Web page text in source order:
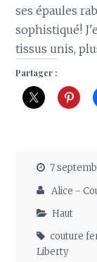
ses épaules
sophistiqué!
tissus unis,
Partager :
7
Alice -
Haut
couture
Liberty